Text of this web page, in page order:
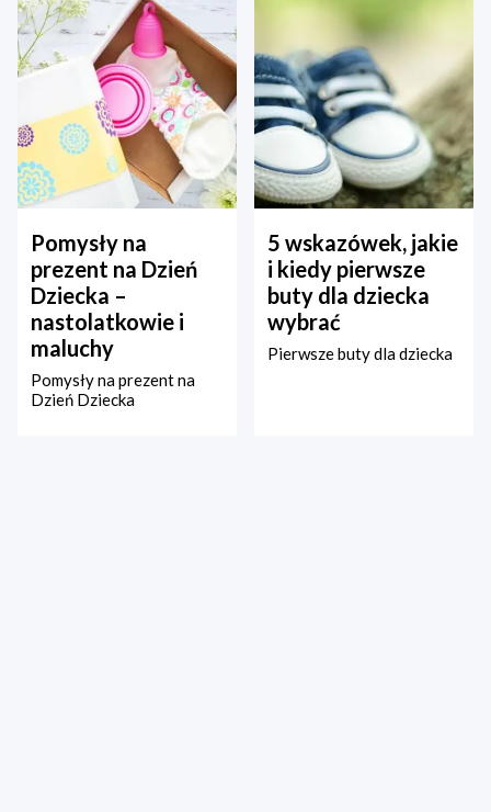
Pomysły na
prezent na Dzień
Dziecka –
nastolatkowie i
maluchy
Pomysły na prezent na
Dzień Dziecka
5 wskazówek, jakie
i kiedy pierwsze
buty dla dziecka
wybrać
Pierwsze buty dla dziecka